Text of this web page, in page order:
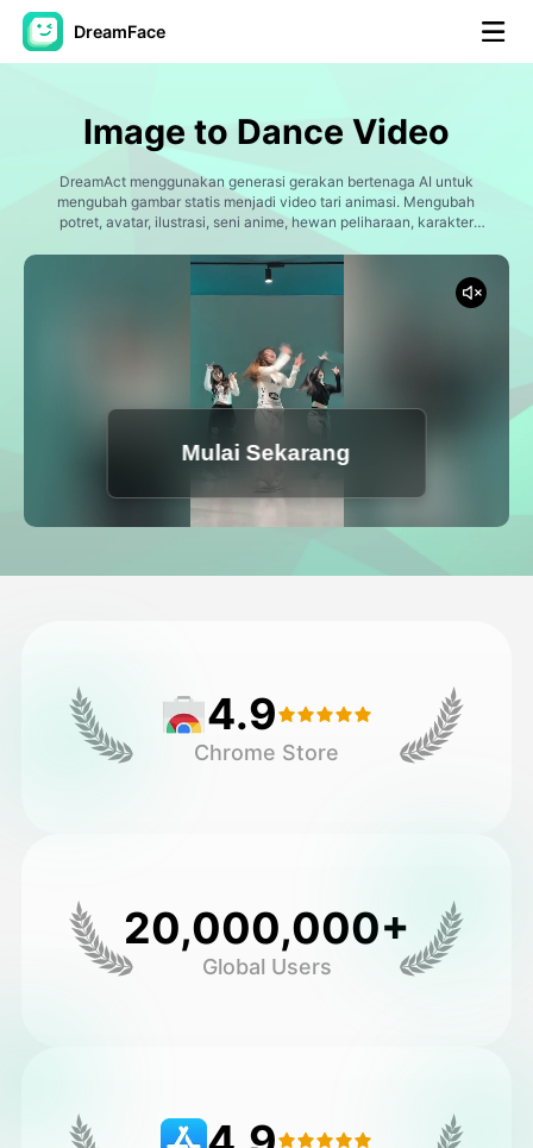
DreamFace
Avatar Video
Video AI
Lihat Semua Alat
Template
Foto AI
Alat lainnya
Galeri
Harga
Image to Dance Video
DreamAct menggunakan generasi gerakan bertenaga AI untuk
mengubah gambar statis menjadi video tari animasi. Mengubah
potret, avatar, ilustrasi, seni anime, hewan peliharaan, karakter
yang disinkronkan, transisi yang ramping, dan gerakan tarian yang
menarik dari TikTok, Reels, celana pendek, dan pembuatan konten
Mulai Sekarang
4.9
Chrome Store
20,000,000+
Global Users